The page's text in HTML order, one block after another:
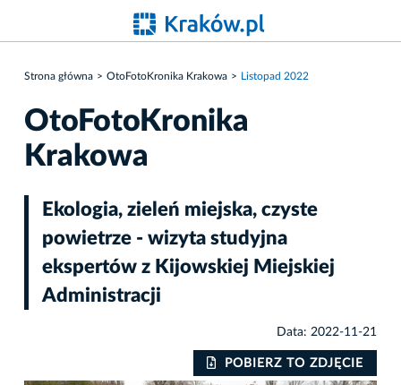
Strona główna OtoFotoKronika Krakowa Listopad 2022
OtoFotoKronika
Krakowa
Ekologia, zieleń miejska, czyste
powietrze - wizyta studyjna
ekspertów z Kijowskiej Miejskiej
Administracji
Data: 2022-11-21
POBIERZ TO ZDJĘCIE